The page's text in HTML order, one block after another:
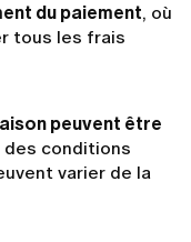
du paiement, où
tous les frais
peuvent être
conditions
varier de la